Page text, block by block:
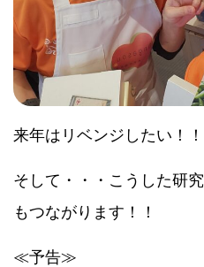
来年はリベンジしたい！！
そして・・・こうした研
もつながります！！
≪予告≫